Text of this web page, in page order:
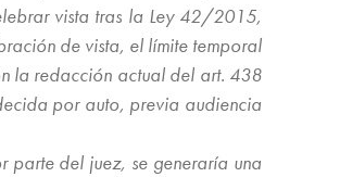
vista tras la Ley 42/2015,
de vista, el límite temporal
la redacción actual del art. 438
por auto, previa audiencia
del juez, se generaría una